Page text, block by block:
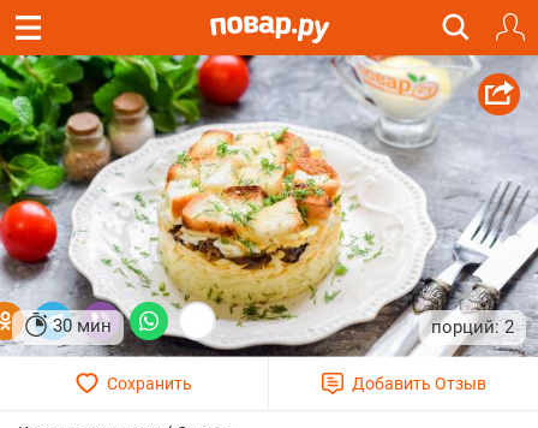
30 мин 2